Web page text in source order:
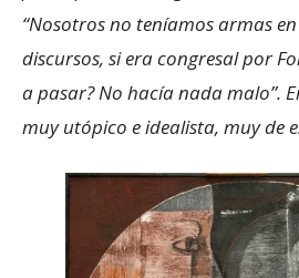
“Nosotros no teníamos armas
discursos, si era congresal por
a pasar? No hacía nada malo”.
muy utópico e idealista, muy de